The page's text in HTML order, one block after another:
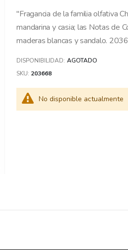
"Fragancia de la familia olfativa
mandarina y casia; las Notas de
maderas blancas y sandalo.
DISPONIBILIDAD: AGOTADO
SKU 203668
No disponible actualmente